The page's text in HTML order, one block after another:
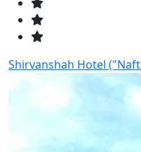
Shirvanshah Hotel